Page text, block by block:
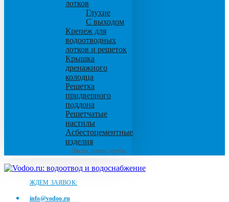
лотков
Глухие
С выходом
Крепеж для
водоотводных
лотков и решеток
Крышка
дренажного
колодца
Решетка
придверного
поддона
Решетчатые
настилы
Асбестоцементные
изделия
Листы, плиты, трубы
ЖДЕМ ЗАЯВОК:
info@vodoo.ru